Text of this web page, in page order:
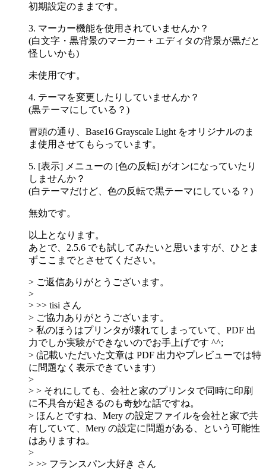
初期設定のままです。
3. マーカー機能を使用されていませんか？
(白文字・黒背景のマーカー + エディタの背景が黒だと
怪しいかも)
未使用です。
4. テーマを変更したりしていませんか？
(黒テーマにしている？)
冒頭の通り、Base16 Grayscale Light をオリジナルのま
ま使用させてもらっています。
5. [表示] メニューの [色の反転] がオンになっていたり
しませんか？
(白テーマだけど、色の反転で黒テーマにしている？)
無効です。
以上となります。
あとで、2.5.6 でも試してみたいと思いますが、ひとま
ずここまでとさせてください。
> ご返信ありがとうございます。
>
> >> tisi さん
> ご協力ありがとうございます。
> 私のほうはプリンタが壊れてしまっていて、PDF 出
力でしか実験ができないのでお手上げです ^^;
> (記載いただいた文章は PDF 出力やプレビューでは特
に問題なく表示できています)
>
> > それにしても、会社と家のプリンタで同時に印刷
に不具合が起きるのも奇妙な話ですね。
> ほんとですね、Mery の設定ファイルを会社と家で共
有していて、Mery の設定に問題がある、という可能性
はありますね。
>
> >> フランスパン大好き さん